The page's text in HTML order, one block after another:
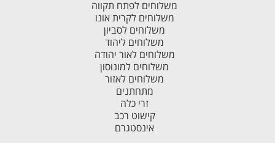
משלוחים לפתח תקווה
משלוחים לקרית אונו
משלוחים לסביון
משלוחים ליהוד
משלוחים לאור יהודה
משלוחים למונוסון
משלוחים לאזור
מתחתנים
זרי כלה
קישוט רכב
אינסטגרם